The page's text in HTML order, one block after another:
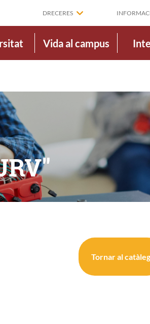
DRECERES
Vida al campus
Tornar al catàleg